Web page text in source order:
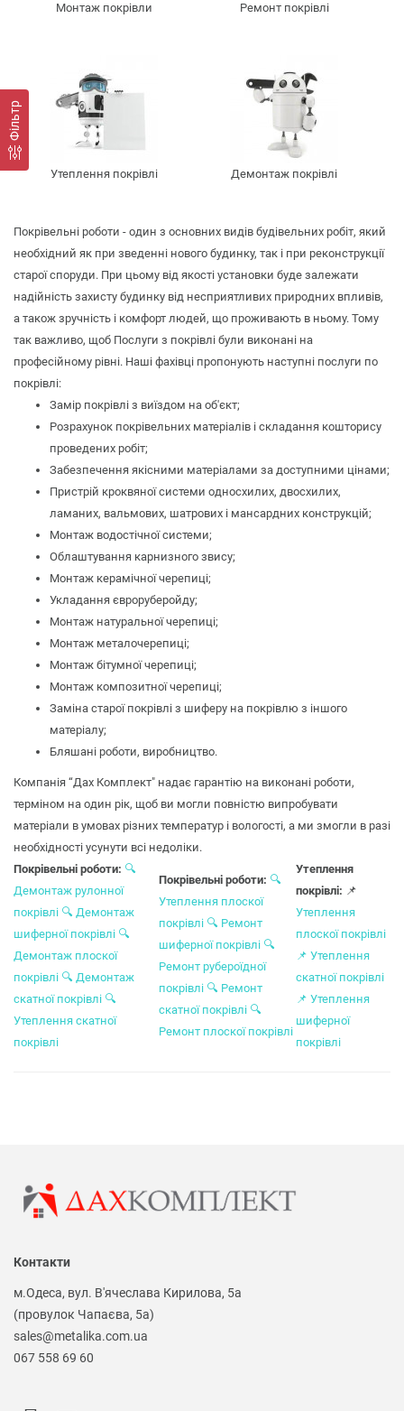
Фільтр
Монтаж покрівли Ремонт покрівлі
Утеплення покрівлі Демонтаж покрівлі
Покрівельні роботи - один з основних видів будівельних робіт, який
необхідний як при зведенні нового будинку, так і при реконструкції
старої споруди. При цьому від якості установки буде залежати
надійність захисту будинку від несприятливих природних впливів,
а також зручність і комфорт людей, що проживають в ньому. Тому
так важливо, щоб Послуги з покрівлі були виконані на
професійному рівні. Наші фахівці пропонують наступні послуги по
покрівлі:
Замір покрівлі з виїздом на об'єкт;
Розрахунок покрівельних матеріалів і складання кошторису
проведених робіт;
Забезпечення якісними матеріалами за доступними цінами;
Пристрій кроквяної системи односхилих, двосхилих,
ламаних, вальмових, шатрових і мансардних конструкцій;
Монтаж водостічної системи;
Облаштування карнизного звису;
Монтаж керамічної черепиці;
Укладання євроруберойду;
Монтаж натуральної черепиці;
Монтаж металочерепиці;
Монтаж бітумної черепиці;
Монтаж композитної черепиці;
Заміна старої покрівлі з шиферу на покрівлю з іншого
матеріалу;
Бляшані роботи, виробництво.
Компанія “Дах Комплект" надає гарантію на виконані роботи,
терміном на один рік, щоб ви могли повністю випробувати
матеріали в умовах різних температур і вологості, а ми змогли в разі
необхідності усунути всі недоліки.
Покрівельні роботи: 🔍
Демонтаж рулонної
покрівлі 🔍 Демонтаж
шиферної покрівлі 🔍
Демонтаж плоскої
покрівлі 🔍 Демонтаж
скатної покрівлі 🔍
Утеплення скатної
покрівлі
Покрівельні роботи: 🔍
Утеплення плоскої
покрівлі 🔍 Ремонт
шиферної покрівлі 🔍
Ремонт рубероїдної
покрівлі 🔍 Ремонт
скатної покрівлі 🔍
Ремонт плоскої покрівлі
Утеплення
покрівлі: 📌
Утеплення
плоскої покрівлі
📌 Утеплення
скатної покрівлі
📌 Утеплення
шиферної
покрівлі
Контакти
м.Одеса, вул. В'ячеслава Кирилова, 5а
(провулок Чапаєва, 5а)
sales@metalika.com.ua
067 558 69 60